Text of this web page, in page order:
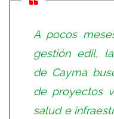
A pocos
gestión edil,
de Cayma
de proyectos
salud e